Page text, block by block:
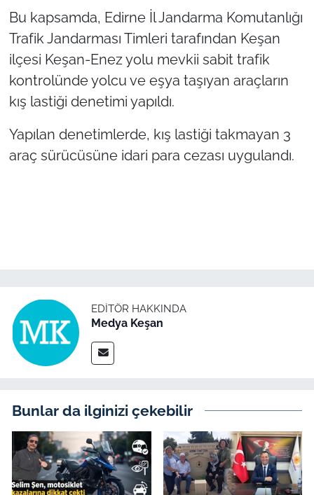
Bu kapsamda, Edirne İl Jandarma Komutanlığı
Trafik Jandarması Timleri tarafından Keşan
ilçesi Keşan-Enez yolu mevkii sabit trafik
kontrolünde yolcu ve eşya taşıyan araçların
kış lastiği denetimi yapıldı.
Yapılan denetimlerde, kış lastiği takmayan 3
araç sürücüsüne idari para cezası uygulandı.
EDITÖR HAKKINDA
Medya Keşan
Bunlar da ilginizi çekebilir
Politika
Flaş Haber
Magazin
Finans
Genel-A